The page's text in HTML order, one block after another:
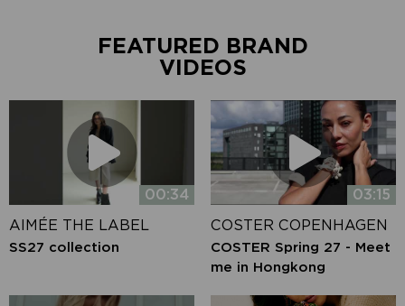
FEATURED BRAND
VIDEOS
00:34
AIMÉE THE LABEL
SS27 collection
03:15
COSTER COPENHAGEN
COSTER Spring 27 - Meet
me in Hongkong